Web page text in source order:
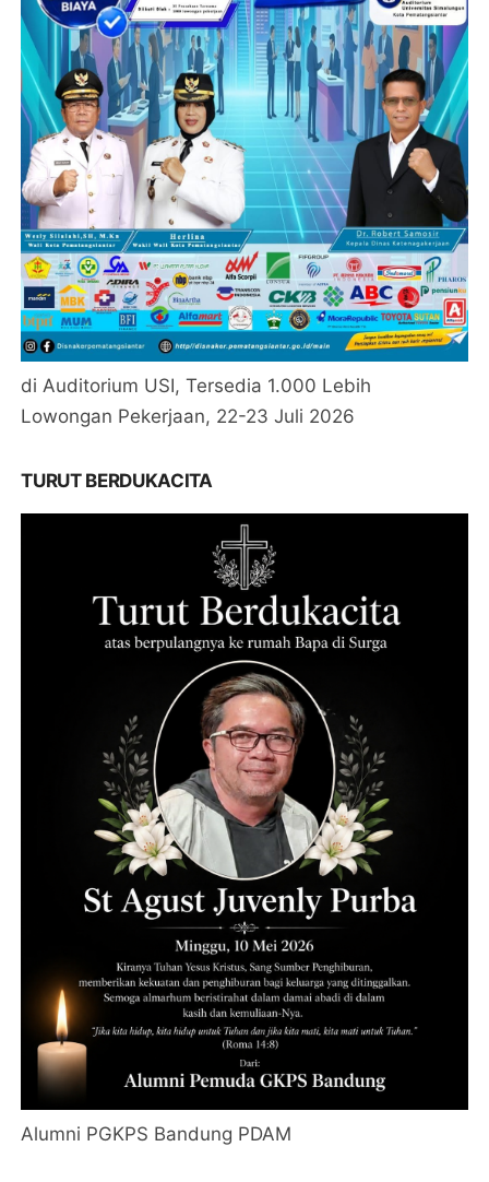
di Auditorium USI, Tersedia 1.000 Lebih
Lowongan Pekerjaan, 22-23 Juli 2026
TURUT BERDUKACITA
Alumni PGKPS Bandung PDAM